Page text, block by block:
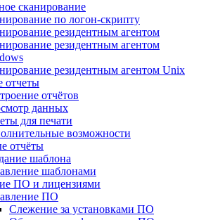
сканирование
по логон-скрипту
резидентным агентом
резидентным агентом
резидентным агентом Unix
отчеты
отчётов
данных
для печати
возможности
отчёты
шаблона
шаблонами
ПО и лицензиями
ПО
Слежение за установками ПО